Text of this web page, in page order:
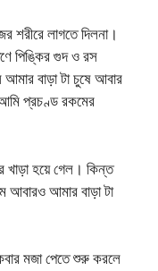
শরীরে লাগতে দিলনা।
পিঙ্কির গুদ ও রস
বাড়া টা চুষে আবার
প্রচণ্ড রকমের
খাড়া হয়ে গেল। কিন্ত
আবারও আমার বাড়া টা
মজা পেতে শুরু করলে